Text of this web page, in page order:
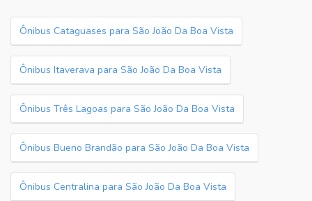
Ônibus Cataguases para São João Da Boa Vista
Ônibus Itaverava para São João Da Boa Vista
Ônibus Três Lagoas para São João Da Boa Vista
Ônibus Bueno Brandão para São João Da Boa Vista
Ônibus Centralina para São João Da Boa Vista